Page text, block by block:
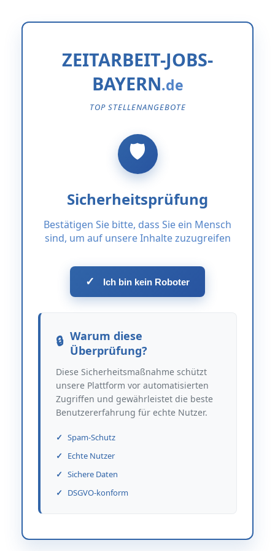
ZEITARBEIT-JOBS-
BAYERN
TOP STELLENANGEBOTE
Sicherheitsprüfung
Bestätigen Sie bitte, dass Sie ein Mensch
sind, um auf unsere Inhalte zuzugreifen
✓ Ich bin kein Roboter
Warum diese
Überprüfung?
Diese Sicherheitsmaßnahme schützt
unsere Plattform vor automatisierten
Zugriffen und gewährleistet die beste
Benutzererfahrung für echte Nutzer.
Spam-Schutz
Echte Nutzer
Sichere Daten
DSGVO-konform